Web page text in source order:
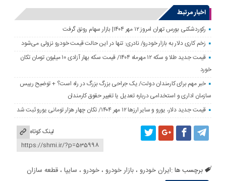
اخبار مرتبط
رکوردشکنی بورس تهران امروز ۱۲ مهر ۱۴۰۴| بازار سهام رونق گرفت
زخم کاری دلار به بازار خودرو/ نادری: تنها در این حالت قیمت خودرو نزولی می‌شود
قیمت جدید طلا و سکه ۱۲ مهرماه ۱۴۰۴/ قیمت سکه بهار آزادی ۱۰ میلیون تومان تکان
خورد
خبر مهم برای کارمندان دولت/ یک جراحی بزرگ بزرگ در راه است؟ + توضیح رییس
سازمان اداری و استخدامی درباره تعدیل یا تغییر حقوق کارمندان
قیمت جدید دلار، یورو و سایر ارزها ۱۲ مهر ۱۴۰۴/ تکان چهار هزار تومانی یورو ثبت شد
لینک کوتاه
برچسب ها :ایران خودرو ،بازار خودرو ،خودرو ، سایپا ،قطعه سازان